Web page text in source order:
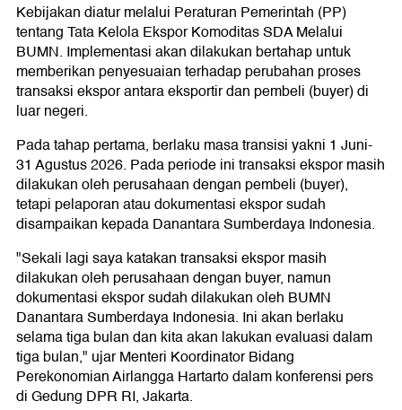
Kebijakan diatur melalui Peraturan Pemerintah (PP)
tentang Tata Kelola Ekspor Komoditas SDA Melalui
BUMN. Implementasi akan dilakukan bertahap untuk
memberikan penyesuaian terhadap perubahan proses
transaksi ekspor antara eksportir dan pembeli (buyer) di
luar negeri.
Pada tahap pertama, berlaku masa transisi yakni 1 Juni-
31 Agustus 2026. Pada periode ini transaksi ekspor masih
dilakukan oleh perusahaan dengan pembeli (buyer),
tetapi pelaporan atau dokumentasi ekspor sudah
disampaikan kepada Danantara Sumberdaya Indonesia.
"Sekali lagi saya katakan transaksi ekspor masih
dilakukan oleh perusahaan dengan buyer, namun
dokumentasi ekspor sudah dilakukan oleh BUMN
Danantara Sumberdaya Indonesia. Ini akan berlaku
selama tiga bulan dan kita akan lakukan evaluasi dalam
tiga bulan," ujar Menteri Koordinator Bidang
Perekonomian Airlangga Hartarto dalam konferensi pers
di Gedung DPR RI, Jakarta.